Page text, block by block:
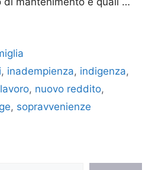
, inadempienza, indigenza,
, nuovo reddito,
, sopravvenienze